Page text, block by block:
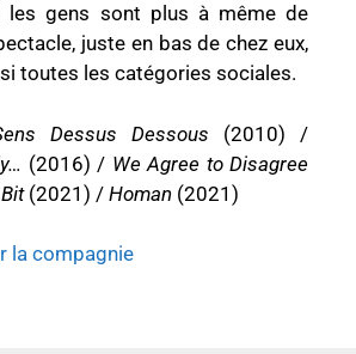
les gens sont plus à même de
juste en bas de chez eux,
toutes les catégories sociales.
Dessus Dessous (2010) /
(2016) / We Agree to Disagree
(2021) / Homan (2021)
la compagnie